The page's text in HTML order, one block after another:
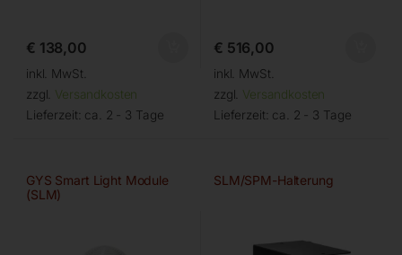
€ 138,00
inkl. MwSt.
zzgl. Versandkosten
Lieferzeit: ca. 2 - 3 Tage
€ 516,00
inkl. MwSt.
zzgl. Versandkosten
Lieferzeit: ca. 2 - 3 Tage
GYS Smart Light Module
(SLM)
SLM/SPM-Halterung